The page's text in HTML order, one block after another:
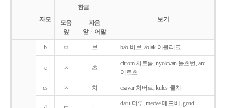
자모
한글
보기
모음
앞
자음
앞ㆍ어말
b ㅂ 브 bab 버브, ablak 어블러크
c ㅊ 츠
citrom 치트롬, nyolcvan 뇰츠번, arc
어르츠
cs ㅊ 치 csavar 처버르, kulcs 쿨치
daru 더루, medve 메드베, gond